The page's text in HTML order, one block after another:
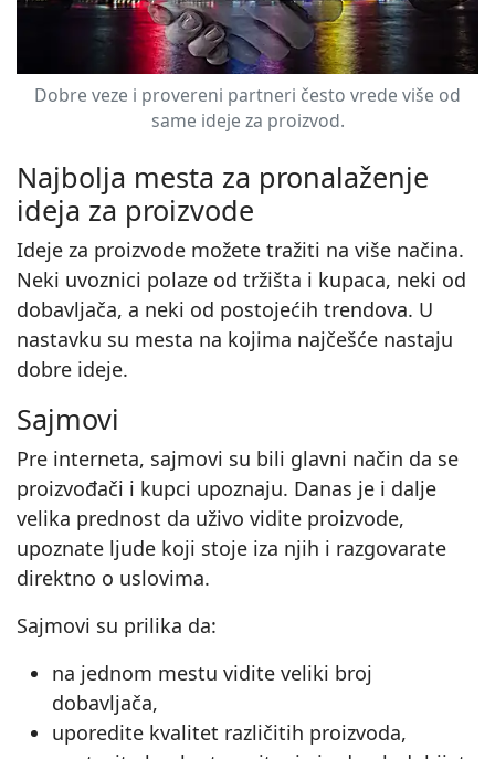
Dobre veze i provereni partneri često vrede više od
same ideje za proizvod.
Najbolja mesta za pronalaženje
ideja za proizvode
Ideje za proizvode možete tražiti na više načina.
Neki uvoznici polaze od tržišta i kupaca, neki od
dobavljača, a neki od postojećih trendova. U
nastavku su mesta na kojima najčešće nastaju
dobre ideje.
Sajmovi
Pre interneta, sajmovi su bili glavni način da se
proizvođači i kupci upoznaju. Danas je i dalje
velika prednost da uživo vidite proizvode,
upoznate ljude koji stoje iza njih i razgovarate
direktno o uslovima.
Sajmovi su prilika da:
na jednom mestu vidite veliki broj
dobavljača,
uporedite kvalitet različitih proizvoda,